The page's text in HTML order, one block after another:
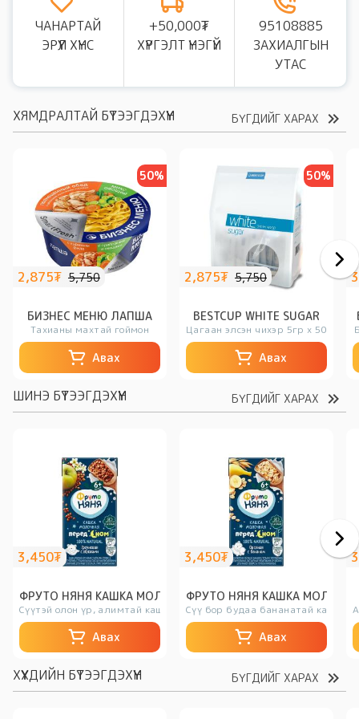
ЧАНАРТАЙ
ЭРҮҮЛ ХҮНС
+50,000₮
ХҮРГЭЛТ ҮНЭГҮЙ
95108885
ЗАХИАЛГЫН
УТАС
ХЯМДРАЛТАЙ БҮТЭЭГДЭХҮҮН БҮГДИЙГ ХАРАХ
50%
2,875₮ 5,750
БИЗНЕС МЕНЮ ЛАПША
Тахианы махтай гоймон
Авах
50%
2,875₮ 5,750
BESTCUP WHITE SUGAR
Цагаан элсэн чихэр 5гр х 50ш
Авах
ШИНЭ БҮТЭЭГДЭХҮҮН БҮГДИЙГ ХАРАХ
3,450₮
ФРУТО НЯНЯ КАШКА МОЛОЧНАЯ
Сүүтэй олон үр, алимтай каша
Авах
3,450₮
ФРУТО НЯНЯ КАШКА
Сүү бор будаа бананатай каша
Авах
ХҮҮХДИЙН БҮТЭЭГДЭХҮҮН БҮГДИЙГ ХАРАХ